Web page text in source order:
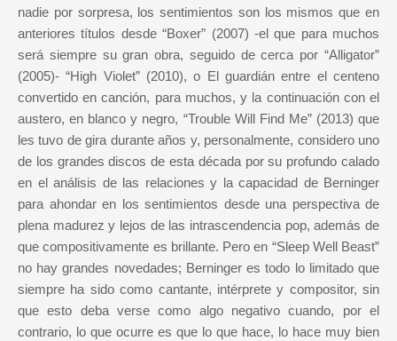
nadie por sorpresa, los sentimientos son los mismos que en
anteriores títulos desde “Boxer” (2007) -el que para muchos
será siempre su gran obra, seguido de cerca por “Alligator”
(2005)- “High Violet” (2010), o El guardián entre el centeno
convertido en canción, para muchos, y la continuación con el
austero, en blanco y negro, “Trouble Will Find Me” (2013) que
les tuvo de gira durante años y, personalmente, considero uno
de los grandes discos de esta década por su profundo calado
en el análisis de las relaciones y la capacidad de Berninger
para ahondar en los sentimientos desde una perspectiva de
plena madurez y lejos de las intrascendencia pop, además de
que compositivamente es brillante. Pero en “Sleep Well Beast”
no hay grandes novedades; Berninger es todo lo limitado que
siempre ha sido como cantante, intérprete y compositor, sin
que esto deba verse como algo negativo cuando, por el
contrario, lo que ocurre es que lo que hace, lo hace muy bien